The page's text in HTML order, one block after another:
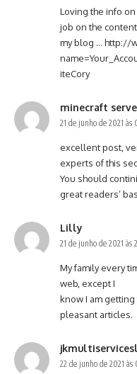
Loving the info
job on the
my blog … http://
iteCory
minecraft
21 de junho de 2021 às
excellent post,
experts of this
You should
great readers’
Lilly
21 de junho de 2021 às
My family every
web, except I
know I am
pleasant articles.
22 de junho de 2021 às